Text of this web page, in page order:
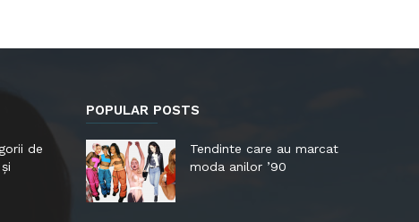
de
POPULAR POSTS
Tendinte care au marcat
moda anilor ’90